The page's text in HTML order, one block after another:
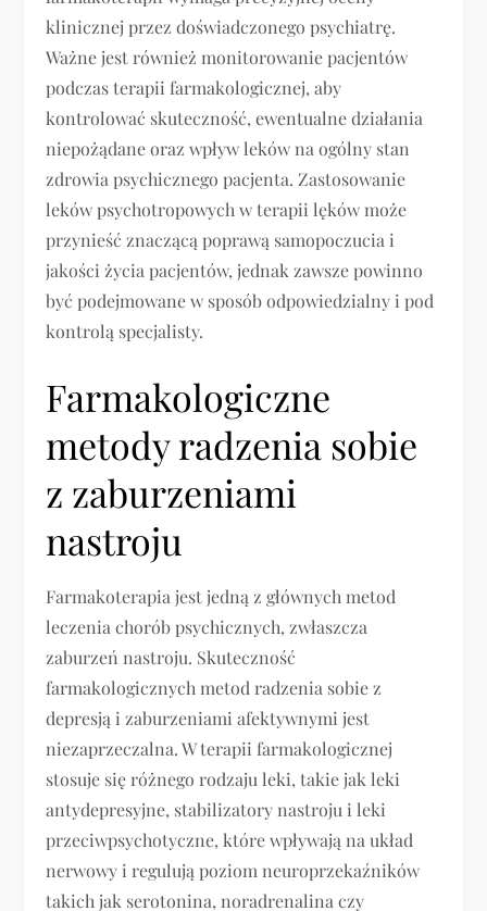
klinicznej przez doświadczonego psychiatrę.
Ważne jest również monitorowanie pacjentów
podczas terapii farmakologicznej, aby
kontrolować skuteczność, ewentualne działania
niepożądane oraz wpływ leków na ogólny stan
zdrowia psychicznego pacjenta. Zastosowanie
leków psychotropowych w terapii lęków może
przynieść znaczącą poprawą samopoczucia i
jakości życia pacjentów, jednak zawsze powinno
być podejmowane w sposób odpowiedzialny i pod
kontrolą specjalisty.
Farmakologiczne
metody radzenia sobie
z zaburzeniami
nastroju
Farmakoterapia jest jedną z głównych metod
leczenia chorób psychicznych, zwłaszcza
zaburzeń nastroju. Skuteczność
farmakologicznych metod radzenia sobie z
depresją i zaburzeniami afektywnymi jest
niezaprzeczalna. W terapii farmakologicznej
stosuje się różnego rodzaju leki, takie jak leki
antydepresyjne, stabilizatory nastroju i leki
przeciwpsychotyczne, które wpływają na układ
nerwowy i regulują poziom neuroprzekaźników
takich jak serotonina, noradrenalina czy